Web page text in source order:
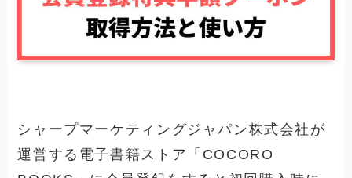
シャープマーケティングジャパン株式会社が
運営する電子書籍ストア「COCORO